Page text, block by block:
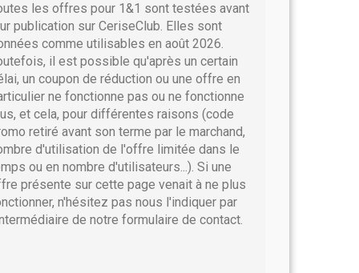
les offres pour 1&1 sont testées avant
publication sur CeriseClub. Elles sont
comme utilisables en août 2026.
il est possible qu'après un certain
un coupon de réduction ou une offre en
ne fonctionne pas ou ne fonctionne
et cela, pour différentes raisons (code
retiré avant son terme par le marchand,
d'utilisation de l'offre limitée dans le
ou en nombre d'utilisateurs...). Si une
présente sur cette page venait à ne plus
n'hésitez pas nous l'indiquer par
de notre formulaire de contact.